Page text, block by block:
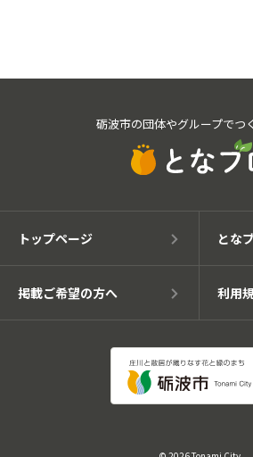
砺波市の団体やグループでつ
トップページ とな
掲載ご希望の方へ 利用